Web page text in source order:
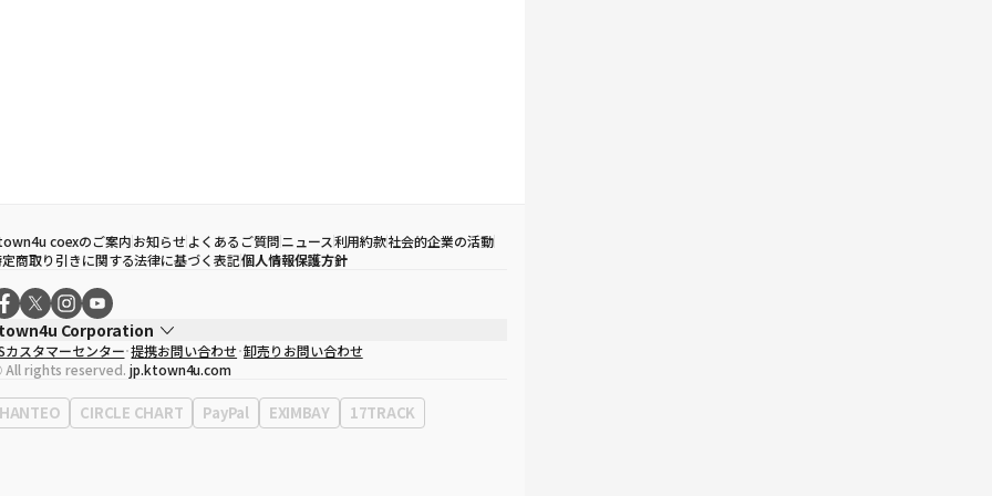
coexのご案内お知らせよくあるご質問ニュース利用約款社会的企業の活動
商取り引きに関する法律に基づく表記個人情報保護方針
Corporation
取締役
ソン・ヒョミン
業者登録番号120-87-71116
0120-23-7523
務所住所
ソウル特別市江南区永東大路513、3階(三成洞、coex)
カスタマーセンター 提携お問い合わせ 卸売りお問い合わせ
rights reserved. jp.ktown4u.com
HANTEO CIRCLE CHART PayPal EXIMBAY 17TRACK